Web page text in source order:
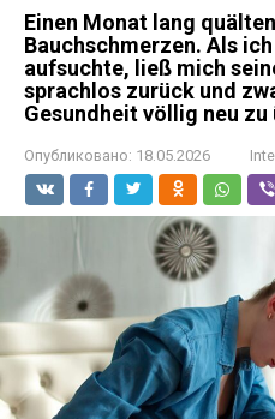
Einen Monat lang
Bauchschmerzen. Als
aufsuchte, ließ mich
sprachlos zurück und
Gesundheit völlig neu zu
Опубликовано: 18.05.2026